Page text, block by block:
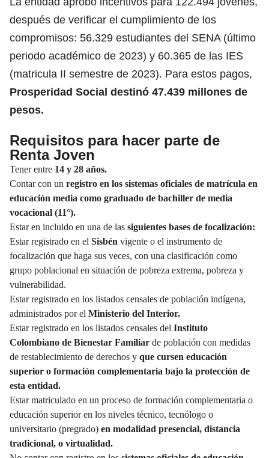
después de verificar el cumplimiento de los
compromisos: 56.329 estudiantes del SENA (último
periodo académico de 2023) y 60.365 de las IES
(matricula II semestre de 2023). Para estos pagos,
Prosperidad Social destinó 47.439 millones de
pesos.
Requisitos para hacer parte de
Renta Joven
Tener entre 14 y 28 años.
Contar con un registro en los sistemas oficiales de matrícula en
educación media como graduado de bachiller de media
vocacional (11°).
Estar en incluido en una de las siguientes bases de focalización:
Estar registrado en el Sisbén vigente o el instrumento de
focalización que haga sus veces, con una clasificación como
grupo poblacional en situación de pobreza extrema, pobreza y
vulnerabilidad.
Estar registrado en los listados censales de población indígena,
administrados por el Ministerio del Interior.
Estar registrado en los listados censales del Instituto
Colombiano de Bienestar Familiar de población con medidas
de restablecimiento de derechos y que cursen educación
superior o formación complementaria bajo la protección de
esta entidad.
Estar matriculado en un proceso de formación complementaria o
educación superior en los niveles técnico, tecnólogo o
universitario (pregrado) en modalidad presencial, distancia
tradicional, o virtualidad.